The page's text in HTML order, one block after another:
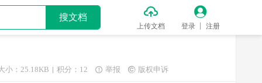
搜文档 
上传文档

登录 注册
小：25.18KB 积分：12  举报  版权申诉